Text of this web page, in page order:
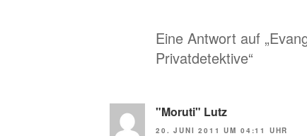
Eine Antwort auf
Privatdetektive“
"Moruti" Lutz
20. JUNI 2011 UM 04:11 UHR